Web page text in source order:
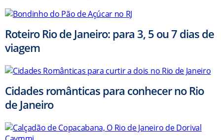
Roteiro Rio de Janeiro: para 3, 5 ou 7 dias de
viagem
Cidades românticas para conhecer no Rio
de Janeiro